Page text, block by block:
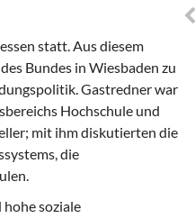
statt. Aus diesem
Bundes in Wiesbaden zu
Gastredner war
Hochschule und
mit ihm diskutierten die
die
soziale